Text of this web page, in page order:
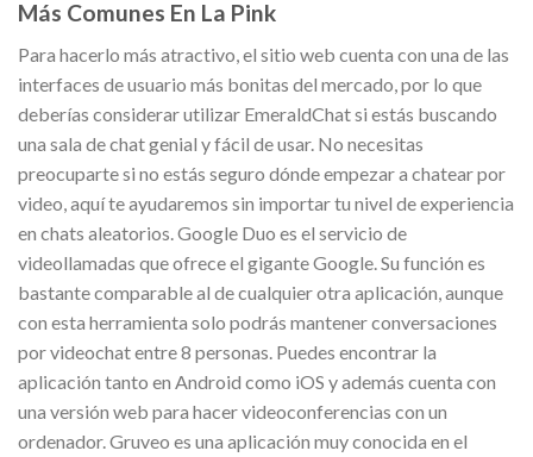
Más Comunes En La Pink
Para hacerlo más atractivo, el sitio web cuenta con una de las
interfaces de usuario más bonitas del mercado, por lo que
deberías considerar utilizar EmeraldChat si estás buscando
una sala de chat genial y fácil de usar. No necesitas
preocuparte si no estás seguro dónde empezar a chatear por
video, aquí te ayudaremos sin importar tu nivel de experiencia
en chats aleatorios. Google Duo es el servicio de
videollamadas que ofrece el gigante Google. Su función es
bastante comparable al de cualquier otra aplicación, aunque
con esta herramienta solo podrás mantener conversaciones
por videochat entre 8 personas. Puedes encontrar la
aplicación tanto en Android como iOS y además cuenta con
una versión web para hacer videoconferencias con un
ordenador. Gruveo es una aplicación muy conocida en el